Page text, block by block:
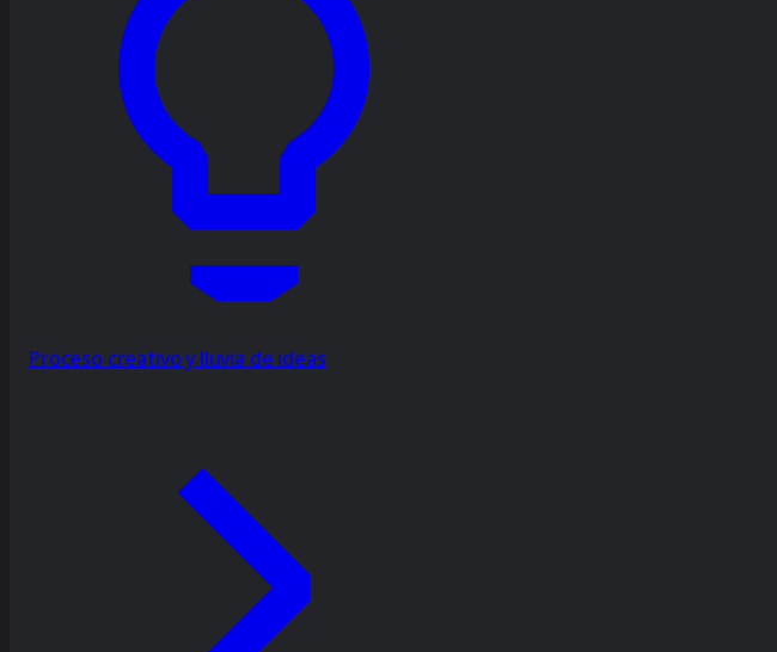
Proceso creativo y lluvia de ideas